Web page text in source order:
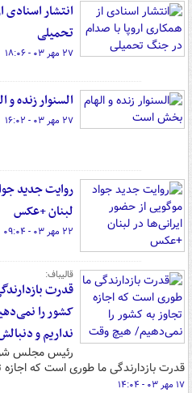
انتشار
تحمیلی
۲۷ مهر ۰۳ - ۱۸:۰۶
السنوار زنده
۲۷ مهر ۰۳ - ۱۶:۰۲
روایت جدید
لبنان +عکس
۲۲ مهر ۰۳ - ۰۹:۰۴
قالیباف:
قدرت
کشور را
نداریم و
رئیس مجلس
قدرت بازدارندگی ما طوری است که
۱۷ مهر ۰۳ - ۱۴:۰۴